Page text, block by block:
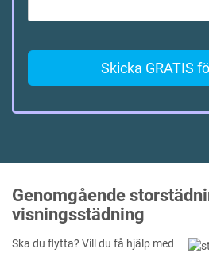
Skicka GRATIS
Genomgående
visningsstädning
Ska du flytta? Vill du få hjälp med